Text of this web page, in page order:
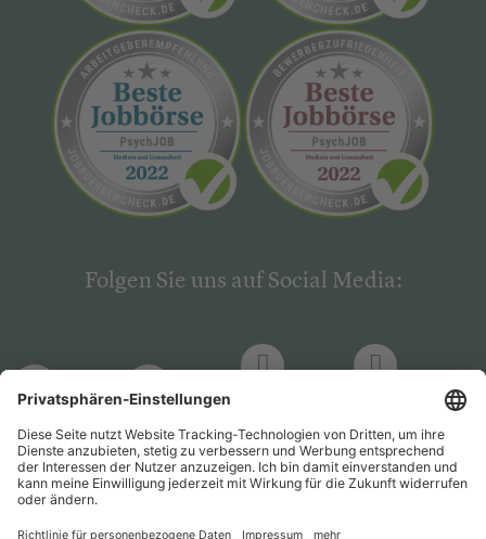
Folgen Sie uns auf Social Media:
PsychJOB PsychJOB
Hogrefe
Verlag
Hogrefe
Verlag